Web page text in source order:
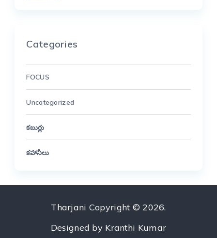
Categories
FOCUS
Uncategorized
కబుర్లు
కహానీలు
Tharjani Copyright © 2026.
Designed by Kranthi Kumar